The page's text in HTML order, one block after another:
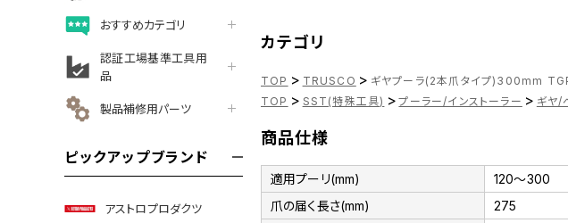
おすすめカテゴリ
認証工場基準工具用
品
製品補修用パーツ
ピックアップブランド
アストロプロダクツ
カテゴリ
TOP > TRUSCO > ギヤプーラ(2本爪タイプ)300mm
TOP > SST(特殊工具) > プーラー/インストーラー > ギヤ/
商品仕様
適用プーリ(mm)
120～300
爪の届く長さ(mm)
275